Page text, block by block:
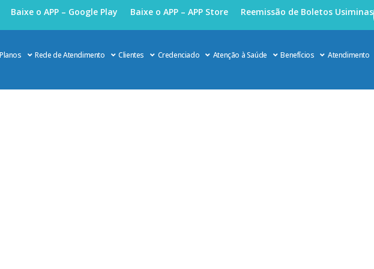
Baixe o APP – Google Play Baixe o APP – APP Store Reemissão de Boletos Usiminas
Planos Rede de Atendimento Clientes Credenciado Atenção à Saúde Benefícios Atendimento